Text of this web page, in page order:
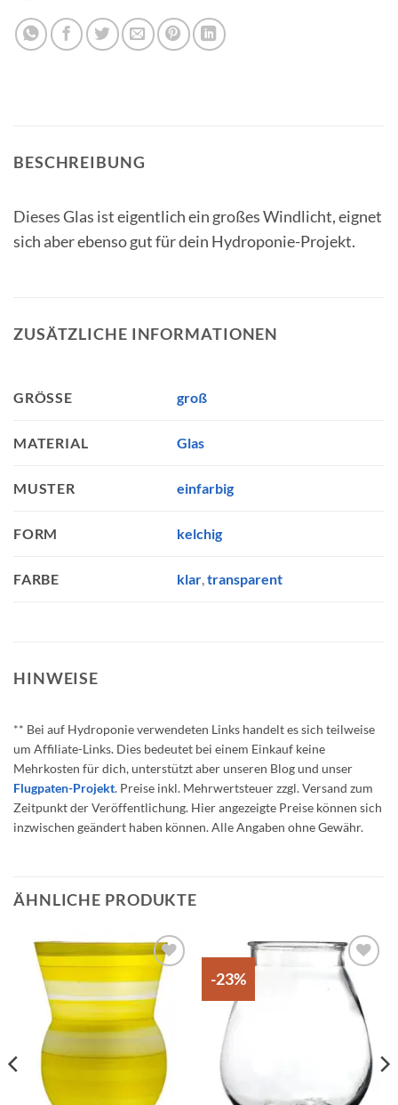
BESCHREIBUNG
Dieses Glas ist eigentlich ein großes Windlicht, eignet
sich aber ebenso gut für dein Hydroponie-Projekt.
ZUSÄTZLICHE INFORMATIONEN
GRÖSSE groß
MATERIAL Glas
MUSTER einfarbig
FORM kelchig
FARBE klar,transparent
HINWEISE
** Bei auf Hydroponie verwendeten Links handelt es sich teilweise
um Affiliate-Links. Dies bedeutet bei einem Einkauf keine
Mehrkosten für dich, unterstützt aber unseren Blog und unser
Flugpaten-Projekt. Preise inkl. Mehrwertsteuer zzgl. Versand zum
Zeitpunkt der Veröffentlichung. Hier angezeigte Preise können sich
inzwischen geändert haben können. Alle Angaben ohne Gewähr.
ÄHNLICHE PRODUKTE
Auf die
Wunschliste
-23%
Auf die
Wunschliste